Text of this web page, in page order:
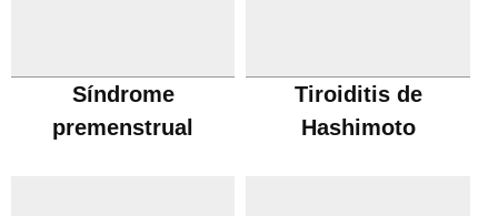
Síndrome
premenstrual
Tiroiditis de
Hashimoto